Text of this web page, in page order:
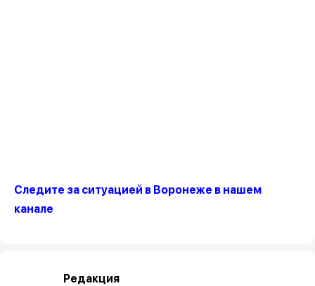
Следите за ситуацией в Воронеже в нашем
канале
Редакция